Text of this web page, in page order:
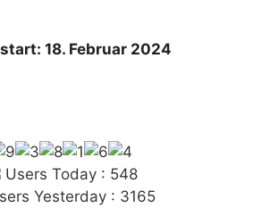
18. Februar 2024
Users Today : 548
Yesterday : 3165